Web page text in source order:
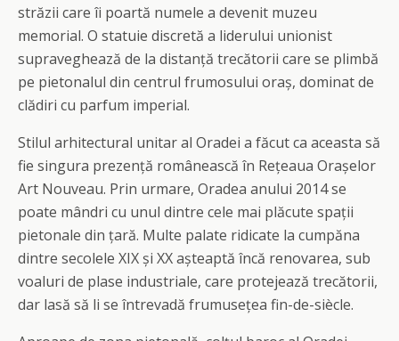
străzii care îi poartă numele a devenit muzeu
memorial. O statuie discretă a liderului unionist
supraveghează de la distanță trecătorii care se plimbă
pe pietonalul din centrul frumosului oraș, dominat de
clădiri cu parfum imperial.
Stilul arhitectural unitar al Oradei a făcut ca aceasta să
fie singura prezență românească în Rețeaua Orașelor
Art Nouveau. Prin urmare, Oradea anului 2014 se
poate mândri cu unul dintre cele mai plăcute spații
pietonale din țară. Multe palate ridicate la cumpăna
dintre secolele XIX și XX așteaptă încă renovarea, sub
voaluri de plase industriale, care protejează trecătorii,
dar lasă să li se întrevadă frumusețea fin-de-siècle.